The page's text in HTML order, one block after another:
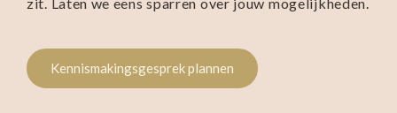
zit. Laten we eens sparren over jouw mogelijkheden.
Kennismakingsgesprek plannen